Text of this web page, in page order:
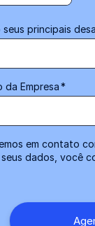
seus principais
da Empresa*
em contato
dados, você